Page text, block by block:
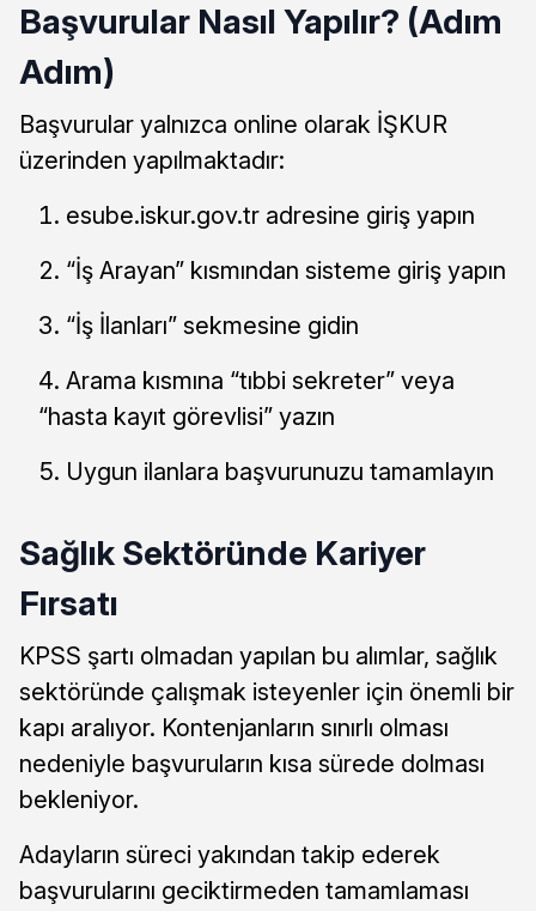
Başvurular Nasıl Yapılır? (Adım
Adım)
Başvurular yalnızca online olarak İŞKUR
üzerinden yapılmaktadır:
esube.iskur.gov.tr adresine giriş yapın
“İş Arayan” kısmından sisteme giriş yapın
“İş İlanları” sekmesine gidin
Arama kısmına “tıbbi sekreter” veya
“hasta kayıt görevlisi” yazın
Uygun ilanlara başvurunuzu tamamlayın
Sağlık Sektöründe Kariyer
Fırsatı
KPSS şartı olmadan yapılan bu alımlar, sağlık
sektöründe çalışmak isteyenler için önemli bir
kapı aralıyor. Kontenjanların sınırlı olması
nedeniyle başvuruların kısa sürede dolması
bekleniyor.
Adayların süreci yakından takip ederek
başvurularını geciktirmeden tamamlaması